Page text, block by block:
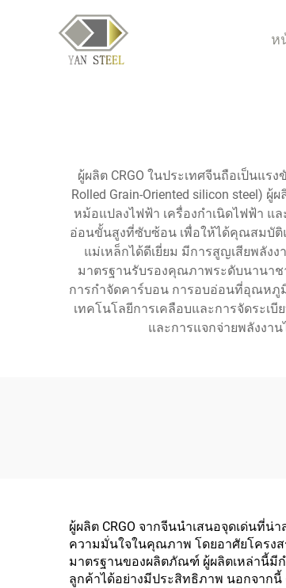
ห
ผู้ผลิต CRGO ในประเทศจีนถือเป็นแ
Rolled Grain-Oriented silicon
หม้อแปลงไฟฟ้า เครื่องกำเนิดไฟฟ้า แ
อ่อนขั้นสูงที่ซับซ้อน เพื่อให้ได้คุณสมบัติ
แม่เหล็กได้ดีเยี่ยม มีการสูญเสียพลั
มาตรฐานรับรองคุณภาพระดับนานาช
การกำจัดคาร์บอน การอบอ่อนที่อุณหภูมิ
เทคโนโลยีการเคลือบและการจัดระเ
และการแจกจ่ายพลังงา
ผู้ผลิต CRGO จากจีนนำเสนอจุดเด่นที่
ความมั่นใจในคุณภาพ โดยอาศัยโครง
มาตรฐานของผลิตภัณฑ์ ผู้ผลิตเหล่านี้มี
ลูกค้าได้อย่างมีประสิทธิภาพ นอกจากนี้